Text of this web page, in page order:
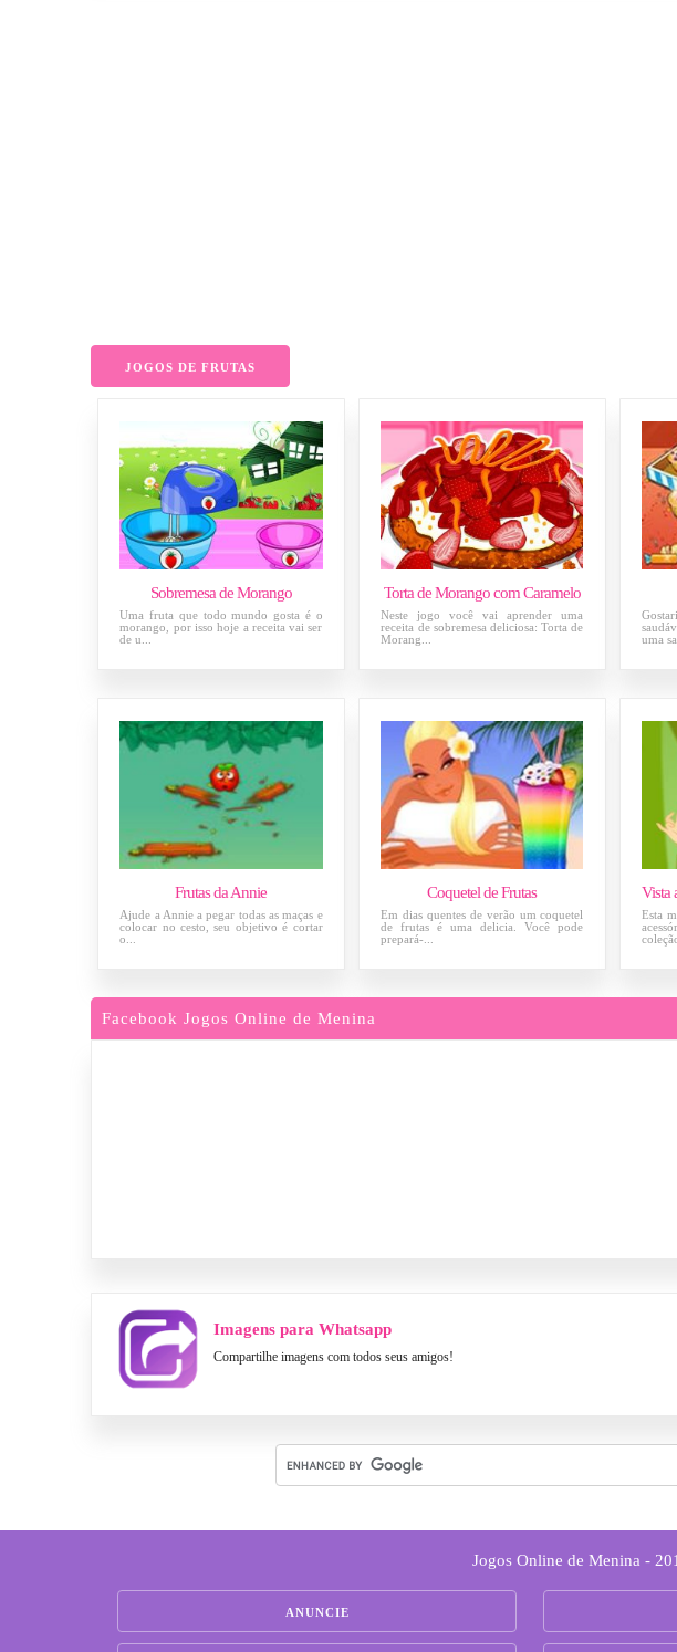
JOGOS DE FRUTAS
Sobremesa de Morango
Uma fruta que todo mundo gosta é o
morango, por isso hoje a receita vai ser
de u...
Torta de Morango com Caramelo
Neste jogo você vai aprender uma
receita de sobremesa deliciosa: Torta de
Morang...
uma
Frutas da Annie
Ajude a Annie a pegar todas as maças e
colocar no cesto, seu objetivo é cortar
o...
Coquetel de Frutas
Em dias quentes de verão um coquetel
de frutas é uma delicia. Você pode
prepará-...
Esta
Facebook Jogos Online de Menina
Imagens para Whatsapp
Compartilhe imagens com todos seus amigos!
Jogos Online de Menina -
ANUNCIE